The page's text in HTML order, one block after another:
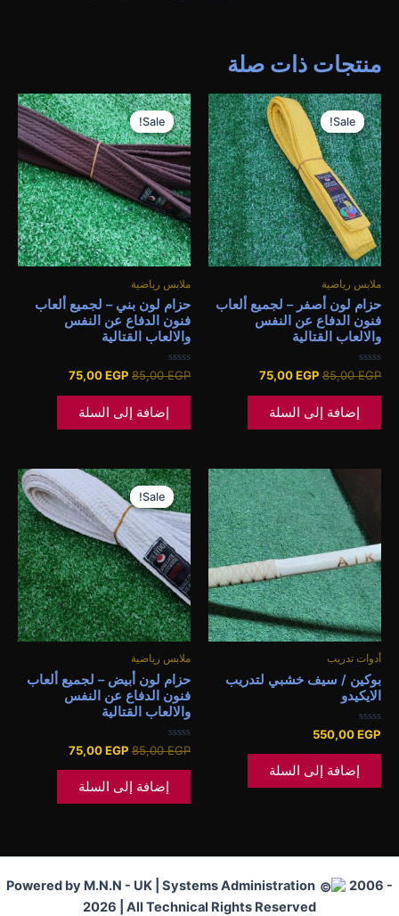
منتجات ذات صلة
Sale!
Sale!
ملابس رياضية
حزام لون أصفر – لجميع ألعاب
فنون الدفاع عن النفس
والالعاب القتالية
تم
0
85,00EGP
السعر
الأصلي
هو:
85,00 EGP.
75,00EGP
السعر
الحالي
هو:
75,00 EGP.
إضافة إلى السلة
Sale!
Sale!
ملابس رياضية
حزام لون بني – لجميع ألعاب
فنون الدفاع عن النفس
والالعاب القتالية
تم
0
85,00EGP
السعر
الأصلي
هو:
85,00 EGP.
75,00EGP
السعر
الحالي
هو:
75,00 EGP.
إضافة إلى السلة
أدوات تدريب
بوكين / سيف خشبي لتدريب
الايكيدو
تم
التقييم
0
550,00EGP
إضافة إلى السلة
Sale!
Sale!
ملابس رياضية
حزام لون أبيض – لجميع ألعاب
فنون الدفاع عن النفس
والالعاب القتالية
تم
التقييم
0
85,00EGP
السعر
الأصلي
هو:
85,00 EGP.
75,00EGP
السعر
الحالي
هو:
75,00 EGP.
إضافة إلى السلة
Powered by M.N.N - UK | Systems Administration
2006 -
2026 | All Technical Rights Reserved